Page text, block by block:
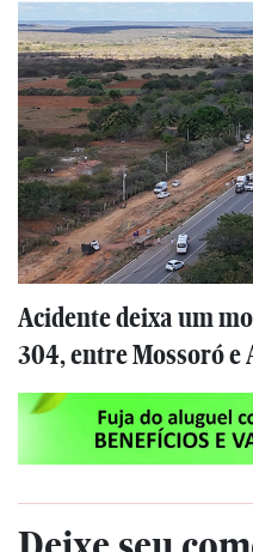
Acidente deixa um
304, entre Mossoró e